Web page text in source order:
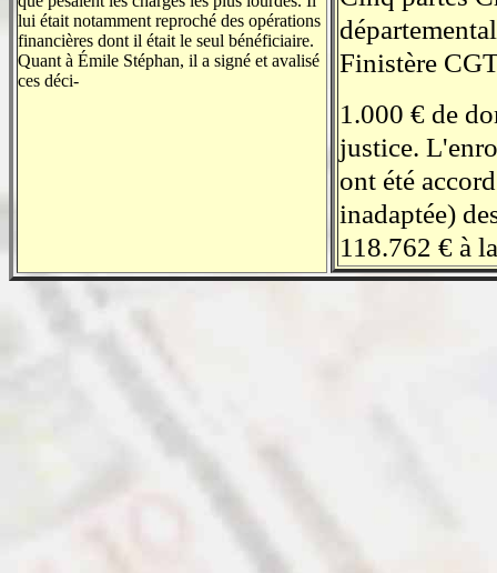
lui était notamment reproché des opérations
financières dont il était le seul bénéficiaire.
Quant à Émile Stéphan, il a signé et avalisé
ces déci-
Finistère
1.000 € de
justice.
ont été
inadaptée)
118.762 € à